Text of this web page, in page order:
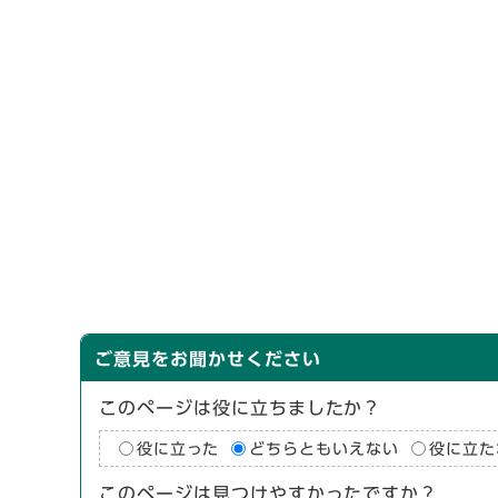
ご意見をお聞かせください
このページは役に立ちましたか？
役に立った どちらともいえない 役に立
このページは見つけやすかったですか？